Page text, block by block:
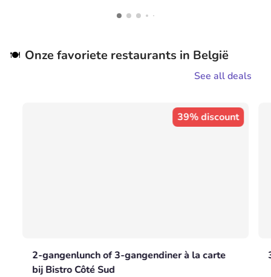
🍽️ Onze favoriete restaurants in België
See all deals
39% discount
2-gangenlunch of 3-gangendiner à la carte
bij Bistro Côté Sud